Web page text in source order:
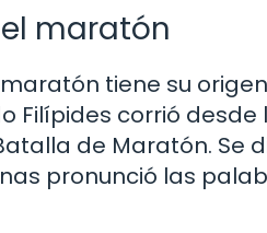
maratón
tiene su
Filípides corrió
de Maratón. Se
pronunció las